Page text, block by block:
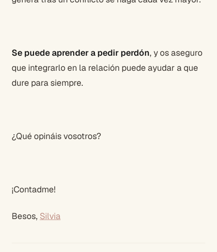
Se puede aprender a pedir perdón, y os aseguro
que integrarlo en la relación puede ayudar a que
dure para siempre.
¿Qué opináis vosotros?
¡Contadme!
Besos, Silvia